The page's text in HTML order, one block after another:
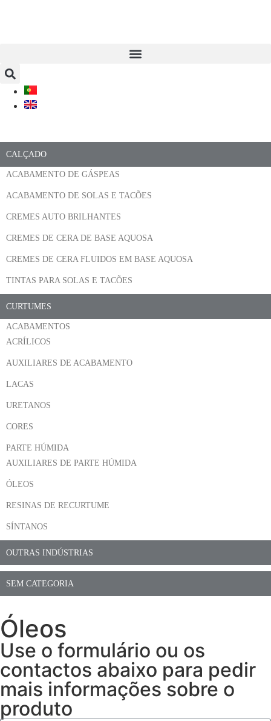
CALÇADO
ACABAMENTO DE GÁSPEAS
ACABAMENTO DE SOLAS E TACÕES
CREMES AUTO BRILHANTES
CREMES DE CERA DE BASE AQUOSA
CREMES DE CERA FLUIDOS EM BASE AQUOSA
TINTAS PARA SOLAS E TACÕES
CURTUMES
ACABAMENTOS
ACRÍLICOS
AUXILIARES DE ACABAMENTO
LACAS
URETANOS
CORES
PARTE HÚMIDA
AUXILIARES DE PARTE HÚMIDA
ÓLEOS
RESINAS DE RECURTUME
SÍNTANOS
OUTRAS INDÚSTRIAS
SEM CATEGORIA
Óleos
Use o formulário ou os
contactos abaixo para pedir
mais informações sobre o
produto